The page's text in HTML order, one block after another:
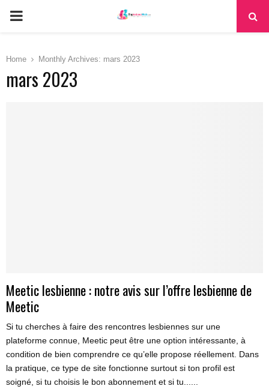
PRIMARY
Home Monthly Archives: mars 2023
mars 2023
Meetic lesbienne : notre avis sur l’offre lesbienne de
Meetic
Si tu cherches à faire des rencontres lesbiennes sur une
plateforme connue, Meetic peut être une option intéressante, à
condition de bien comprendre ce qu’elle propose réellement. Dans
la pratique, ce type de site fonctionne surtout si ton profil est
soigné, si tu choisis le bon abonnement et si tu......